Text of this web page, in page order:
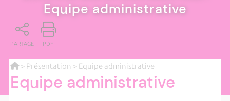
Equipe administrative
PARTAGE PDF
> Présentation > Equipe administrative
Equipe administrative